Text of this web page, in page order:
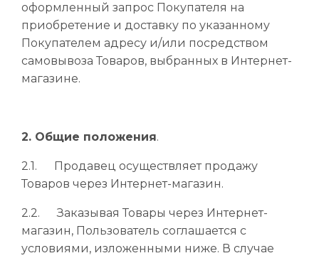
оформленный запрос Покупателя на
приобретение и доставку по указанному
Покупателем адресу и/или посредством
самовывоза Товаров, выбранных в Интернет-
магазине.
2. Общие положения.
2.1. Продавец осуществляет продажу
Товаров через Интернет-магазин.
2.2. Заказывая Товары через Интернет-
магазин, Пользователь соглашается с
условиями, изложенными ниже. В случае